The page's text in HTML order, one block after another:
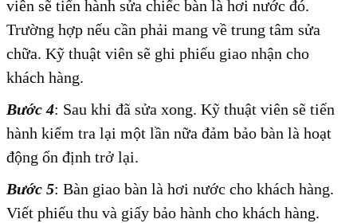
viên sẽ tiến hành sửa chiếc bàn là hơi nước đó.
Trường hợp nếu cần phải mang về trung tâm sửa
chữa. Kỹ thuật viên sẽ ghi phiếu giao nhận cho
khách hàng.
Bước 4: Sau khi đã sửa xong. Kỹ thuật viên sẽ tiến
hành kiểm tra lại một lần nữa đảm bảo bàn là hoạt
động ổn định trở lại.
Bước 5: Bàn giao bàn là hơi nước cho khách hàng.
Viết phiếu thu và giấy bảo hành cho khách hàng.